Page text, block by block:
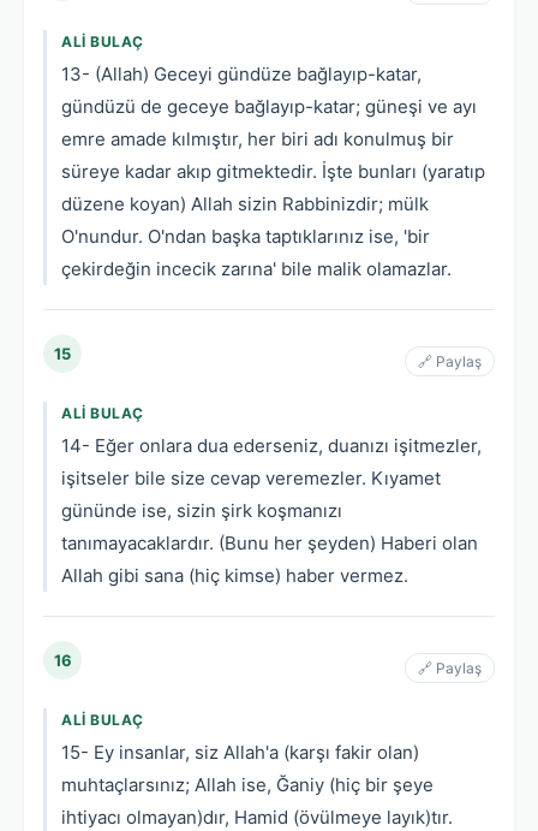
ALI BULAÇ
13- (Allah) Geceyi gündüze bağlayıp-katar,
gündüzü de geceye bağlayıp-katar; güneşi ve ayı
emre amade kılmıştır, her biri adı konulmuş bir
süreye kadar akıp gitmektedir. İşte bunları (yaratıp
düzene koyan) Allah sizin Rabbinizdir; mülk
O'nundur. O'ndan başka taptıklarınız ise, 'bir
çekirdeğin incecik zarına' bile malik olamazlar.
15 🔗 Paylaş
ALI BULAÇ
14- Eğer onlara dua ederseniz, duanızı işitmezler,
işitseler bile size cevap veremezler. Kıyamet
gününde ise, sizin şirk koşmanızı
tanımayacaklardır. (Bunu her şeyden) Haberi olan
Allah gibi sana (hiç kimse) haber vermez.
16 🔗 Paylaş
ALI BULAÇ
15- Ey insanlar, siz Allah'a (karşı fakir olan)
muhtaçlarsınız; Allah ise, Ğaniy (hiç bir şeye
ihtiyacı olmayan)dır, Hamid (övülmeye layık)tır.